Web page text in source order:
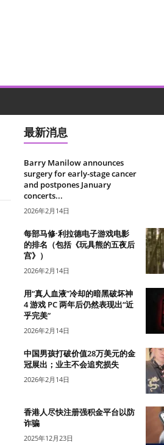
最新消息
Barry Manilow announces
surgery for early-stage cancer
and postpones January
concerts...
2026年2月14日
每部马修·利拉德电子游戏电影
的排名（包括《玩具熊的五夜后
宫》）
2026年2月14日
用“真人血液”冷却的暗黑破坏神
4 游戏 PC 两年后仍然表现出“近
乎完美”
2026年2月14日
中国男孩打破价值28万美元的金
冠展出；业主不会追究损失
2026年2月14日
香港人尽快注册强积金平台以防
诈骗
2025年12月23日